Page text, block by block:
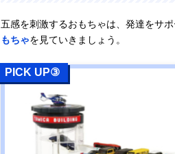
五感を刺激するおもちゃは、発達をサ
もちゃを見ていきましょう。
PICK UP③